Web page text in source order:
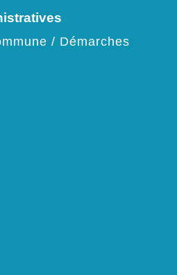
/ Démarches